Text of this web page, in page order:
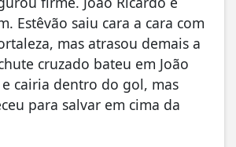
Estêvão saiu cara a cara com
mas atrasou demais a
cruzado bateu em João
cairia dentro do gol, mas
para salvar em cima da